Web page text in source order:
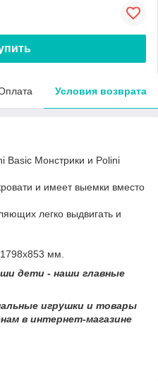
Условия возврата
Basic Монстрики и Polini
и имеет выемки вместо
легко выдвигать и
мм.
главные
игрушки и товары
в интернет-магазине